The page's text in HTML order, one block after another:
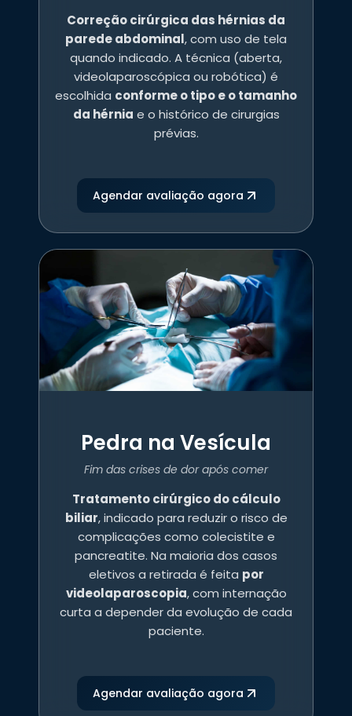
Correção cirúrgica das hérnias da
parede abdominal, com uso de tela
quando indicado. A técnica (aberta,
videolaparoscópica ou robótica) é
escolhida conforme o tipo e o tamanho
da hérnia e o histórico de cirurgias
prévias.
Agendar avaliação agora
Pedra na Vesícula
Fim das crises de dor após comer
Tratamento cirúrgico do cálculo
biliar, indicado para reduzir o risco de
complicações como colecistite e
pancreatite. Na maioria dos casos
eletivos a retirada é feita por
videolaparoscopia, com internação
curta a depender da evolução de cada
paciente.
Agendar avaliação agora